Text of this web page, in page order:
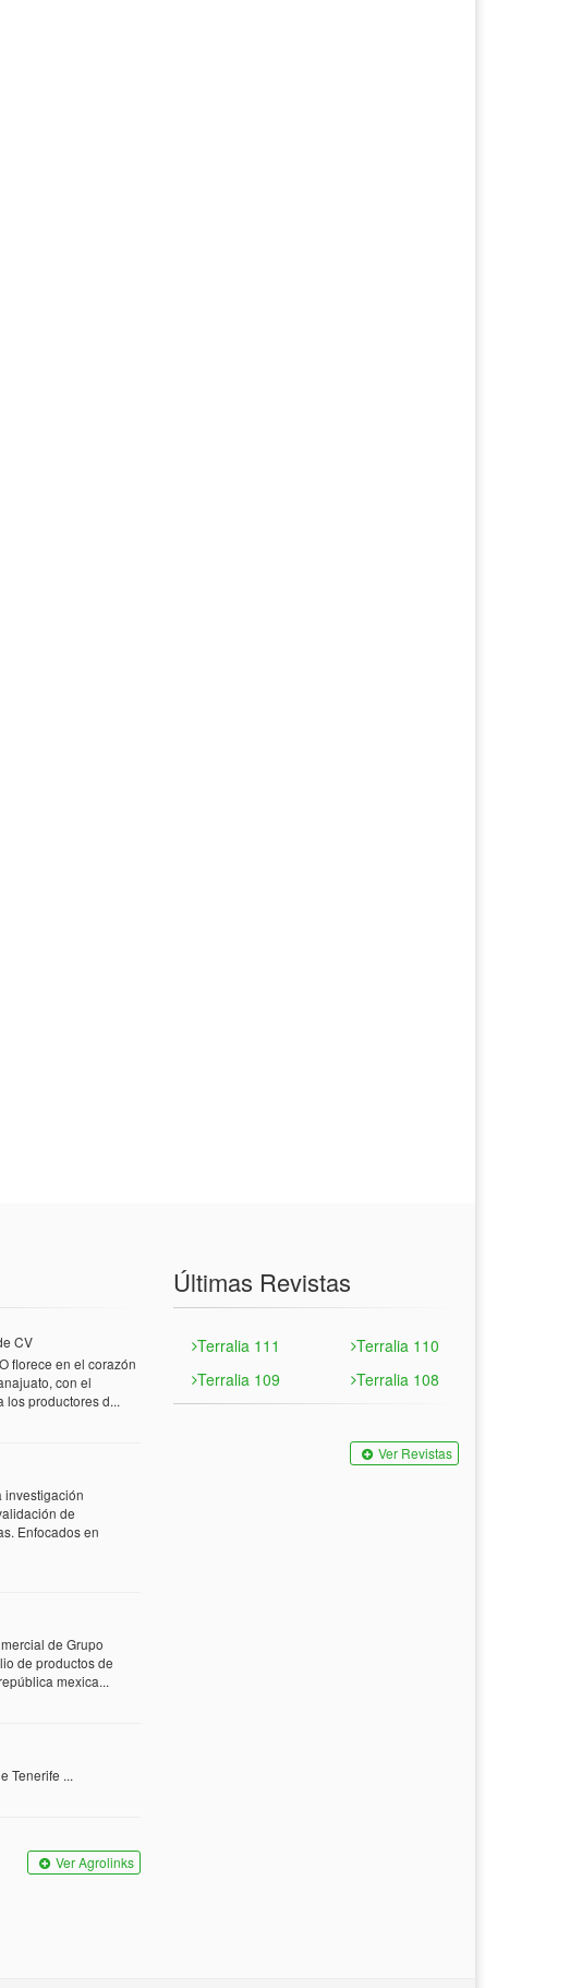
CV
florece en el corazón
con el
los productores d...
investigación
de
Enfocados en
de Grupo
de productos de
mexica...
Tenerife ...
Ver Agrolinks
Últimas Revistas
Terralia 111
Terralia 110
Terralia 109
Terralia 108
Ver Revistas